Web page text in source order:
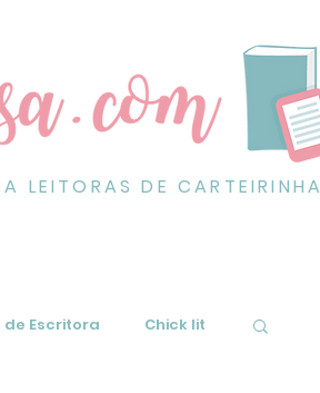
LEITORAS DE CARTEIRINHA
de Escritora Chick lit